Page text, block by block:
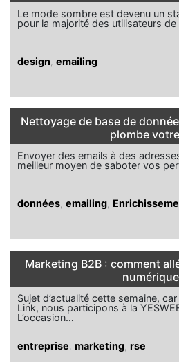
Le mode sombre est devenu un
pour la majorité des utilisateurs
design emailing
Nettoyage de base de
plombe votre
Envoyer des emails à des
meilleur moyen de saboter vos
données emailing
Marketing B2B : comment
Sujet d’actualité cette semaine,
Link, nous participons à la
L’occasion…
entreprise marketing rse